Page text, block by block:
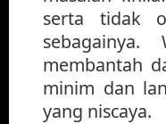
serta tidak
membantah
minim dan
yang niscaya.